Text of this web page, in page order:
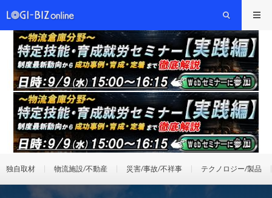
独自取材 物流施設/不動産 災害/事故/不祥事 テクノロジー/製品